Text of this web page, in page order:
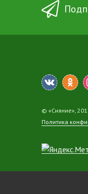
© «Сияние»,
Политика